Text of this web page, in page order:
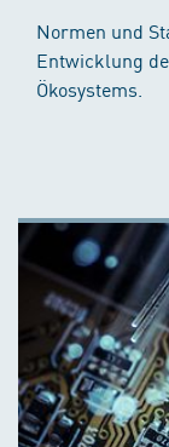
Normen und
Entwicklung
Ökosystems.